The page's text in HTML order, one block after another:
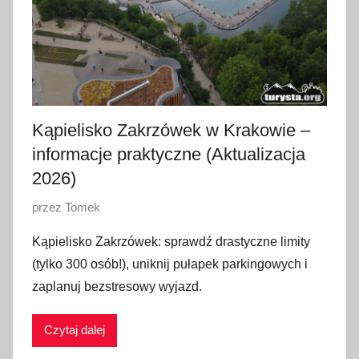
Kąpielisko Zakrzówek w Krakowie –
informacje praktyczne (Aktualizacja
2026)
O
u
b
l
i
przez Tomek
Kąpielisko Zakrzówek: sprawdź drastyczne limity
(tylko 300 osób!), uniknij pułapek parkingowych i
zaplanuj bezstresowy wyjazd.
Czytaj dalej